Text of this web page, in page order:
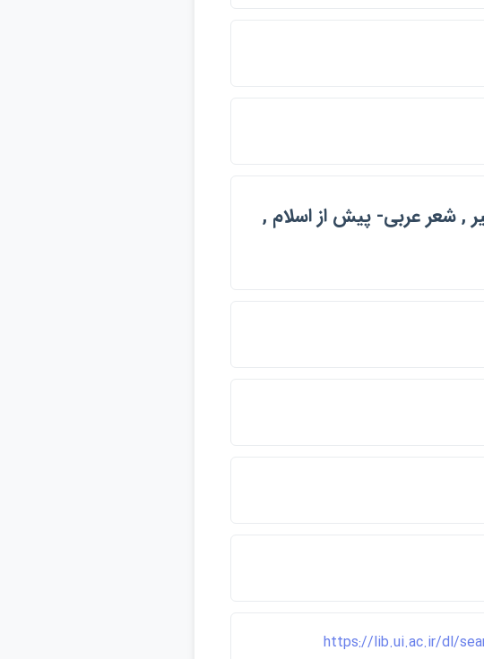
, شعر عربي- پيش از اسلام ,
https://lib.ui.ac.ir/dl/